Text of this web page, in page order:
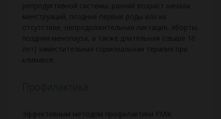
репродуктивной системы: ранний возраст начала
менструаций, поздние первые роды или их
отсутствие, непродолжительная лактация, аборты,
поздняя менопауза, а также длительная (свыше 10
лет) заместительная гормональная терапия при
климаксе.
Профилактика
Эффективным методом профилактики РМЖ